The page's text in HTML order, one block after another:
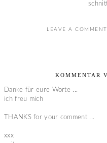
LEAVE A
KOMMENTAR
Danke für eure Worte ...
ich freu mich
THANKS for your comment ...
xxx